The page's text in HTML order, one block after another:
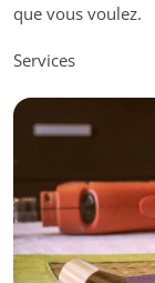
que vous voulez.
Services